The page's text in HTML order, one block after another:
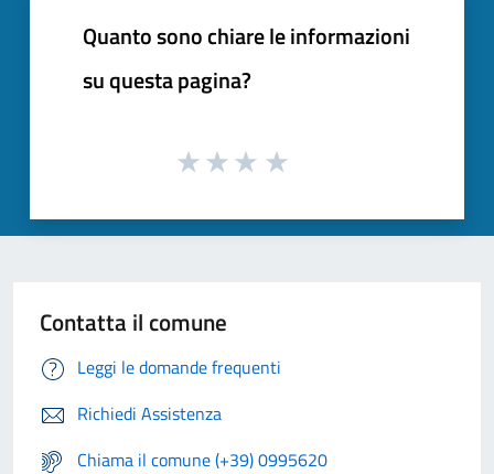
Quanto sono chiare le informazioni
su questa pagina?
Contatta il comune
Leggi le domande frequenti
Richiedi Assistenza
Chiama il comune (+39) 0995620